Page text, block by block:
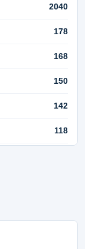
2040
178
168
150
142
118